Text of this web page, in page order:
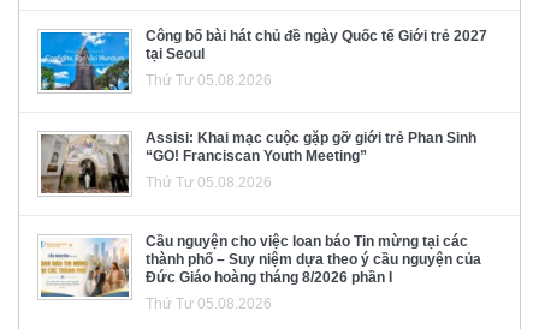
Công bố bài hát chủ đề ngày Quốc tế Giới trẻ 2027
tại Seoul
Thứ Tư 05.08.2026
Assisi: Khai mạc cuộc gặp gỡ giới trẻ Phan Sinh
“GO! Franciscan Youth Meeting”
Thứ Tư 05.08.2026
Cầu nguyện cho việc loan báo Tin mừng tại các
thành phố – Suy niệm dựa theo ý cầu nguyện của
Đức Giáo hoàng tháng 8/2026 phần I
Thứ Tư 05.08.2026